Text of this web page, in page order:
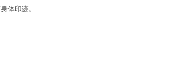
体印迹。